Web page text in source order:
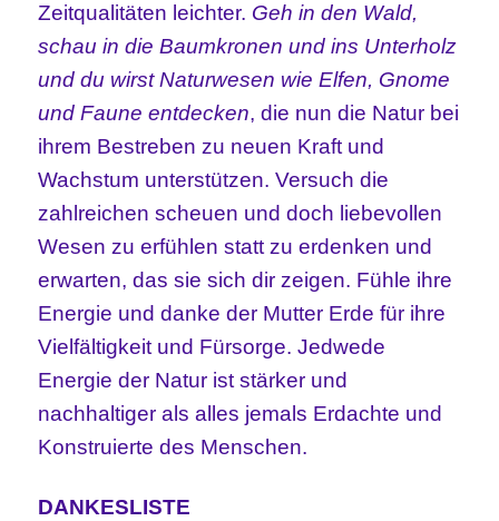
Zeitqualitäten leichter. Geh in den Wald,
schau in die Baumkronen und ins Unterholz
und du wirst Naturwesen wie Elfen, Gnome
und Faune entdecken, die nun die Natur bei
ihrem Bestreben zu neuen Kraft und
Wachstum unterstützen. Versuch die
zahlreichen scheuen und doch liebevollen
Wesen zu erfühlen statt zu erdenken und
erwarten, das sie sich dir zeigen. Fühle ihre
Energie und danke der Mutter Erde für ihre
Vielfältigkeit und Fürsorge. Jedwede
Energie der Natur ist stärker und
nachhaltiger als alles jemals Erdachte und
Konstruierte des Menschen.
DANKESLISTE